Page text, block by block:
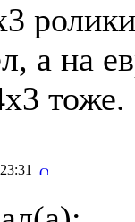
а на
тоже.